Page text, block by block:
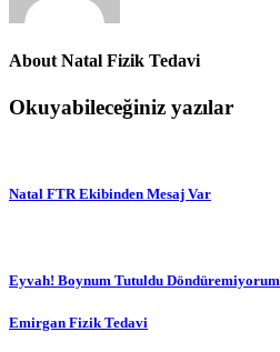
AboutNatal Fizik Tedavi
Okuyabileceğiniz yazılar
Natal FTR Ekibinden Mesaj Var
Eyvah! Boynum Tutuldu Döndüremiyorum
Emirgan Fizik Tedavi